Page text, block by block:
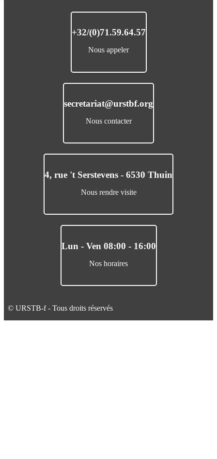
+32/(0)71.59.64.57
Nous appeler
secretariat@urstbf.org
Nous contacter
4, rue 't Serstevens - 6530 Thuin
Nous rendre visite
Lun - Ven 08:00 - 16:00
Nos horaires
© URSTB-f - Tous droits réservés